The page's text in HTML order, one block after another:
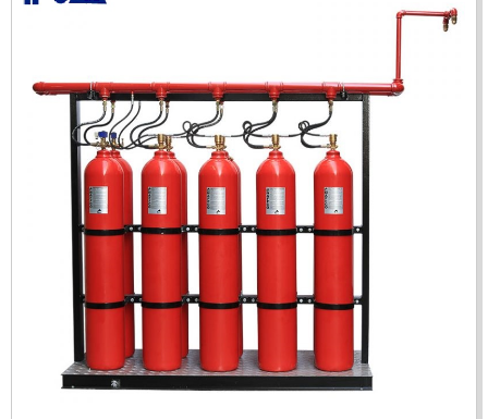
ĐẦU BÁO TIA LỬA IR3 RX500 CHỐNG CHÁY NỔ TIÊU
CHUẨN FM HÀN QUỐC
LIÊN HỆ
Mã sản phẩm: RX500